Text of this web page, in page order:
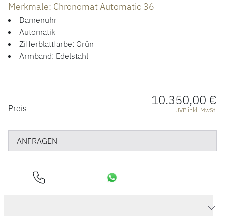
ACCESSOIRES
ÜBER UNS
Merkmale: Chronomat Automatic 36
Damenuhr
Automatik
Zifferblattfarbe: Grün
Armband: Edelstahl
PREISINFORMATIONEN
Preis 10.350,00 €
UVP inkl. MwSt.
ANFRAGEN